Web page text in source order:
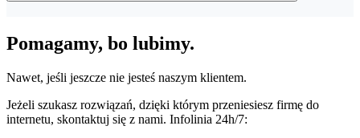
Nie ma takiej możliwości. Naszą rolą jest przyprowadzenie klienta
na Twoją stronę, natomiast nie mamy możliwości skłonić go do
Pomagamy, bo lubimy.
Nawet, jeśli jeszcze nie jesteś naszym klientem.
Jeżeli szukasz rozwiązań, dzięki którym przeniesiesz firmę do
internetu, skontaktuj się z nami. Infolinia 24h/7: